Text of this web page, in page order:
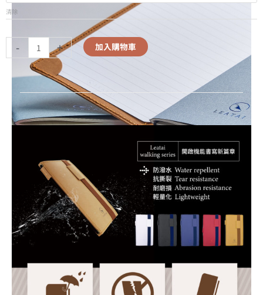
清除
- + 加入購物車